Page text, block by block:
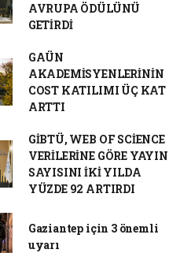
AVRUPA ÖDÜLÜNÜ
GETİRDİ
GAÜN
AKADEMİSYENLERİNİN
COST KATILIMI ÜÇ KAT
ARTTI
GİBTÜ, WEB OF SCİENCE
VERİLERİNE GÖRE YAYIN
SAYISINI İKİ YILDA
YÜZDE 92 ARTIRDI
Gaziantep için 3 önemli
uyarı